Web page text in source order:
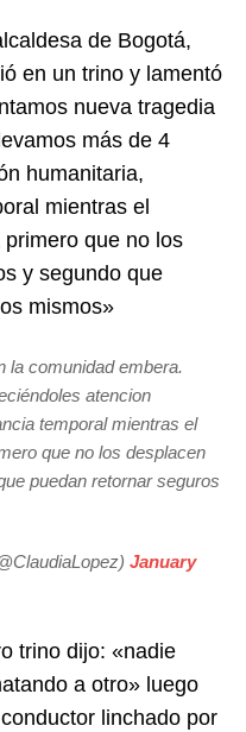
de Bogotá,
en un trino y lamentó
nueva tragedia
más de 4
humanitaria,
mientras el
que no los
y segundo que
mismos»
la comunidad embera.
atencion
temporal mientras el
que no los desplacen
puedan retornar seguros
January
trino dijo: «nadie
a otro» luego
linchado por